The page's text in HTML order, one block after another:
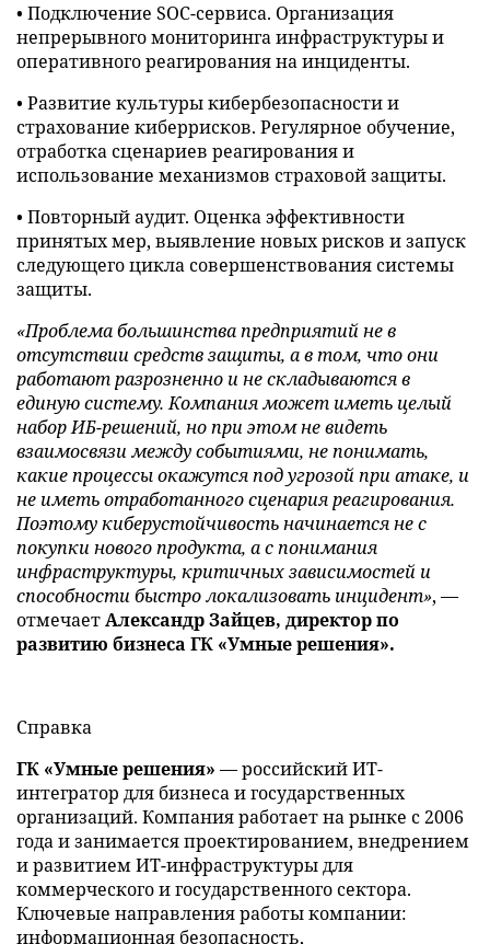
• Подключение SOC-сервиса. Организация
непрерывного мониторинга инфраструктуры и
оперативного реагирования на инциденты.
• Развитие культуры кибербезопасности и
страхование киберрисков. Регулярное обучение,
отработка сценариев реагирования и
использование механизмов страховой защиты.
• Повторный аудит. Оценка эффективности
принятых мер, выявление новых рисков и запуск
следующего цикла совершенствования системы
защиты.
«Проблема большинства предприятий не в
отсутствии средств защиты, а в том, что они
работают разрозненно и не складываются в
единую систему. Компания может иметь целый
набор ИБ-решений, но при этом не видеть
взаимосвязи между событиями, не понимать,
какие процессы окажутся под угрозой при атаке, и
не иметь отработанного сценария реагирования.
Поэтому киберустойчивость начинается не с
покупки нового продукта, а с понимания
инфраструктуры, критичных зависимостей и
способности быстро локализовать инцидент», —
отмечаетАлександр Зайцев, директор по
развитию бизнеса ГК «Умные решения».
Справка
ГК «Умные решения» — российский ИТ-
интегратор для бизнеса и государственных
организаций. Компания работает на рынке с 2006
года и занимается проектированием, внедрением
и развитием ИТ-инфраструктуры для
коммерческого и государственного сектора.
Ключевые направления работы компании:
информационная безопасность,